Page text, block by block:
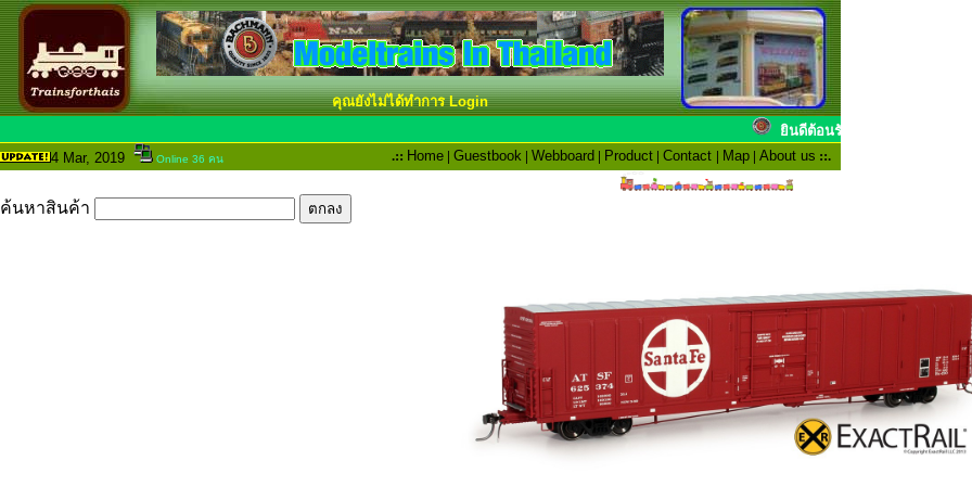
คุณยังไม่ได้ทำการ Login
ยินดีต้อนรับสมาชิก
4 Mar, 2019 Online 36 คน .:: Home | Guestbook | Webboard | Product | Contact | Map | About us ::.
ค้นหาสินค้า